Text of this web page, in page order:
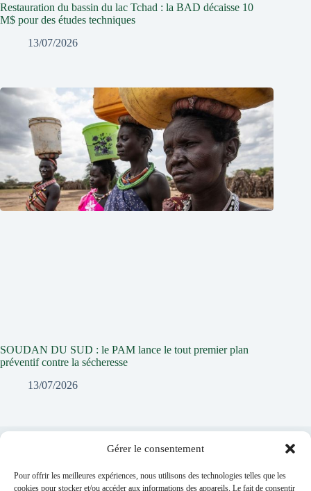
Gérer le consentement
Pour offrir les meilleures expériences, nous utilisons des technologies telles que les
cookies pour stocker et/ou accéder aux informations des appareils. Le fait de consentir
Restauration du bassin du lac Tchad : la BAD décaisse 10
M$ pour des études techniques
13/07/2026
SOUDAN DU SUD : le PAM lance le tout premier plan
préventif contre la sécheresse
13/07/2026
Vous devezvous connecterpour publier un commentaire.